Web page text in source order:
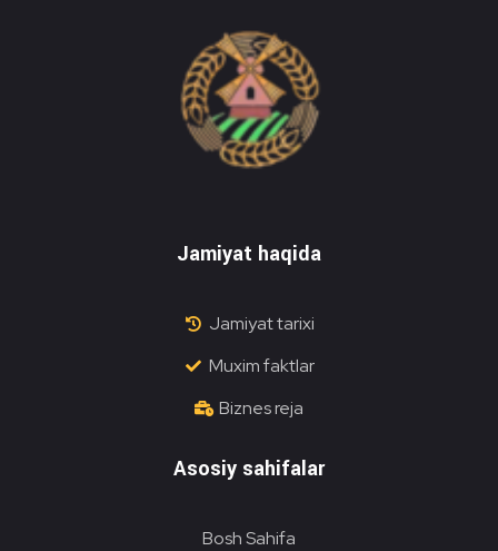
Jamiyat haqida
Jamiyat tarixi
Muxim faktlar
Biznes reja
Asosiy sahifalar
Bosh Sahifa